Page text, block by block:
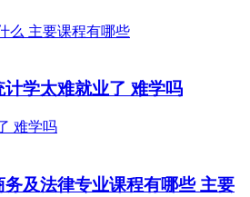
计学太难就业了 难学吗
务及法律专业课程有哪些 主要